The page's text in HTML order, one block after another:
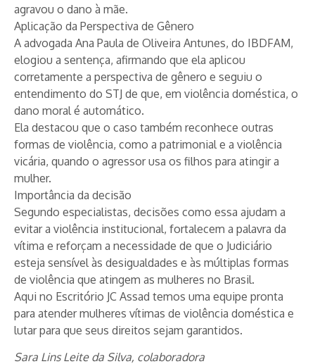
agravou o dano à mãe.
Aplicação da Perspectiva de Gênero
A advogada Ana Paula de Oliveira Antunes, do IBDFAM,
elogiou a sentença, afirmando que ela aplicou
corretamente a perspectiva de gênero e seguiu o
entendimento do STJ de que, em violência doméstica, o
dano moral é automático.
Ela destacou que o caso também reconhece outras
formas de violência, como a patrimonial e a violência
vicária, quando o agressor usa os filhos para atingir a
mulher.
Importância da decisão
Segundo especialistas, decisões como essa ajudam a
evitar a violência institucional, fortalecem a palavra da
vítima e reforçam a necessidade de que o Judiciário
esteja sensível às desigualdades e às múltiplas formas
de violência que atingem as mulheres no Brasil.
Aqui no Escritório JC Assad temos uma equipe pronta
para atender mulheres vítimas de violência doméstica e
lutar para que seus direitos sejam garantidos.
Sara Lins Leite da Silva, colaboradora